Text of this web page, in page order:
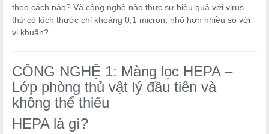
theo cách nào? Và công nghệ nào thực sự hiệu quả với virus –
thứ có kích thước chỉ khoảng 0,1 micron, nhỏ hơn nhiều so với
vi khuẩn?
CÔNG NGHỆ 1: Màng lọc HEPA –
Lớp phòng thủ vật lý đầu tiên và
không thể thiếu
HEPA là gì?